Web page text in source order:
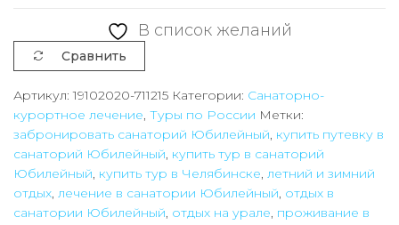
с
лечением
на
12
дней
в
санаторий
"Юбилейный"
В список желаний
Сравнить
Артикул:19102020-711215 Категории: Санаторно-
курортное лечение, Туры по России Метки:
забронировать санаторий Юбилейный, купить путевку в
санаторий Юбилейный, купить тур в санаторий
Юбилейный, купить тур в Челябинске, летний и зимний
отдых, лечение в санатории Юбилейный, отдых в
санатории Юбилейный, отдых на урале, проживание в